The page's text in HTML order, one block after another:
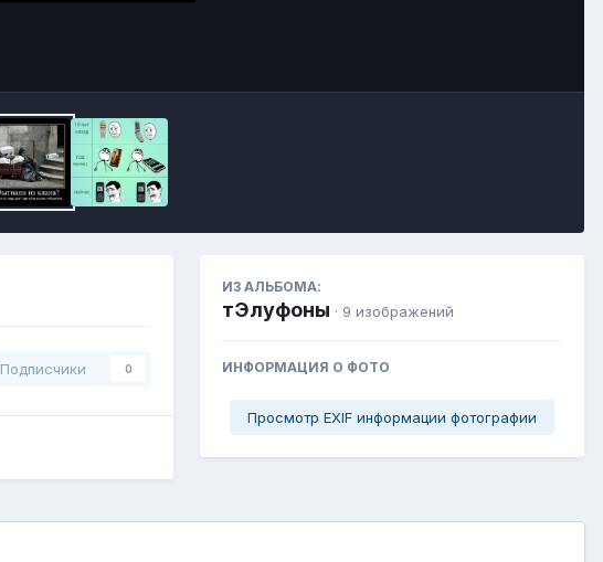
Подписчики 0
ИЗ АЛЬБОМА:
тЭлуфоны · 9 изображений
ИНФОРМАЦИЯ О ФОТО
Просмотр EXIF информации фотографии